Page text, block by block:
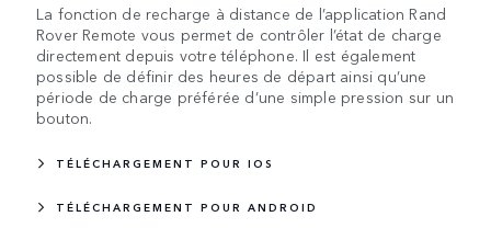
La fonction de recharge à distance de l’application Rand
Rover Remote vous permet de contrôler l’état de charge
directement depuis votre téléphone. Il est également
possible de définir des heures de départ ainsi qu’une
période de charge préférée d’une simple pression sur un
bouton.
TÉLÉCHARGEMENT POUR IOS
TÉLÉCHARGEMENT POUR ANDROID